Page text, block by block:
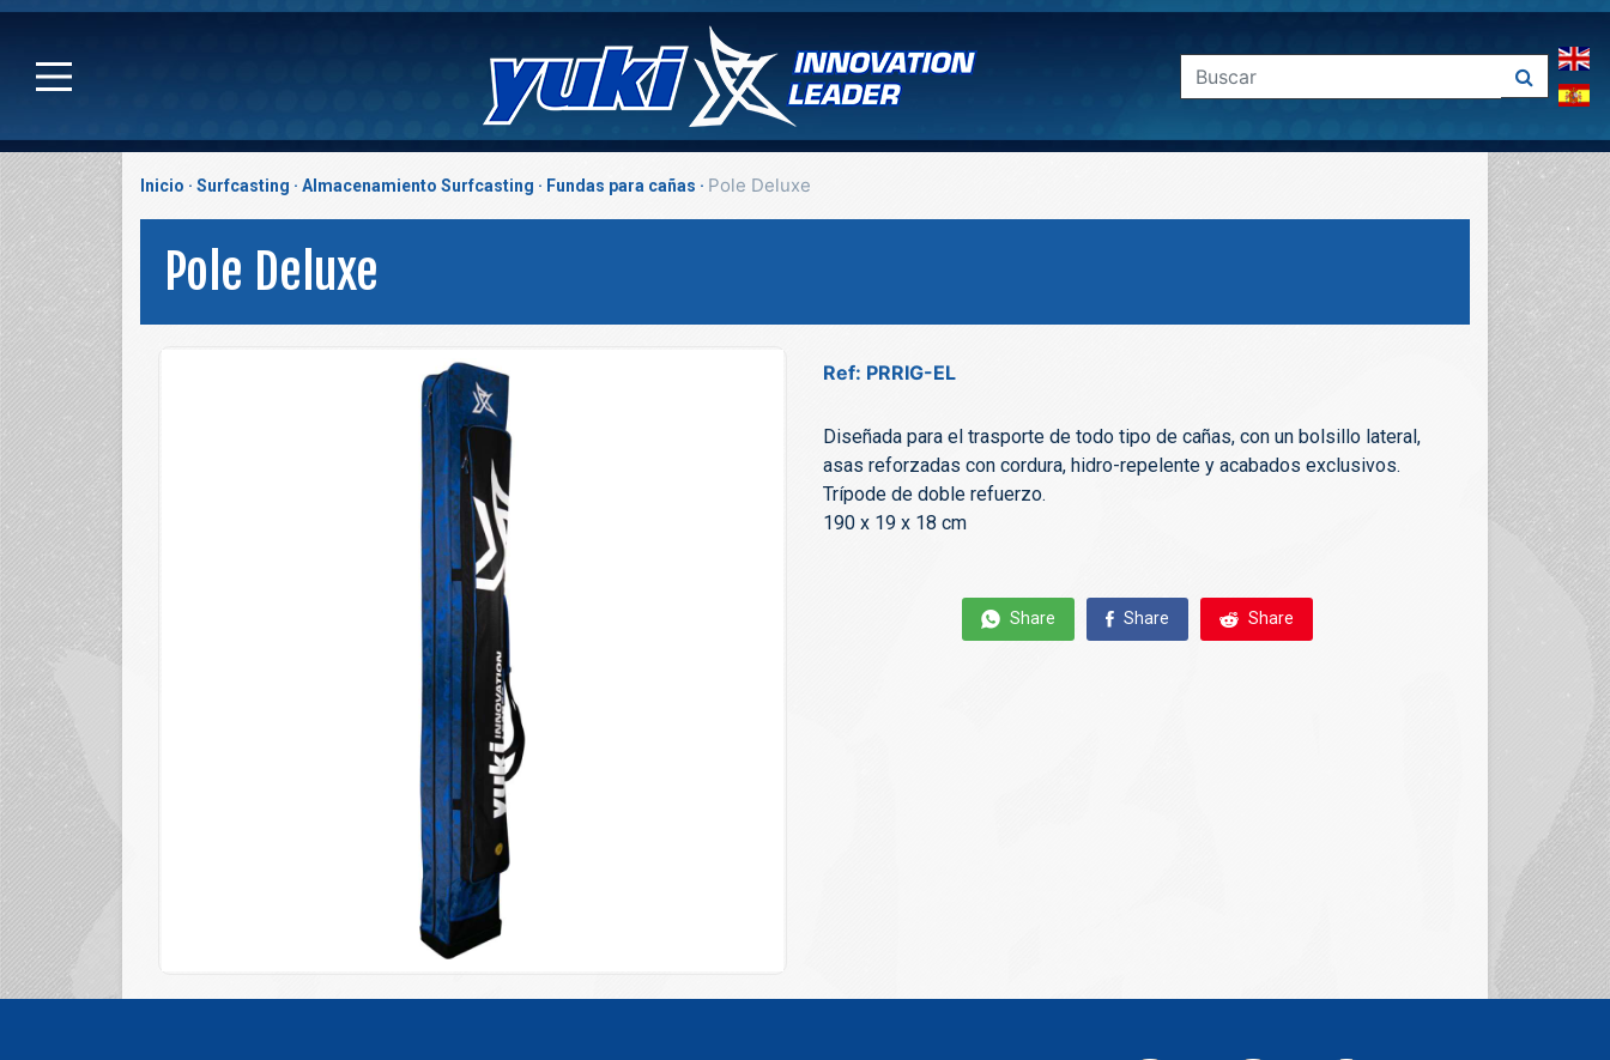
Inicio Surfcasting Almacenamiento Surfcasting Fundas para cañas Pole Deluxe
Pole Deluxe
Ref: PRRIG-EL
Diseñada para el trasporte de todo tipo de cañas, con un bolsillo lateral,
asas reforzadas con cordura, hidro-repelente y acabados exclusivos.
Trípode de doble refuerzo.
190 x 19 x 18 cm
Share Share Share